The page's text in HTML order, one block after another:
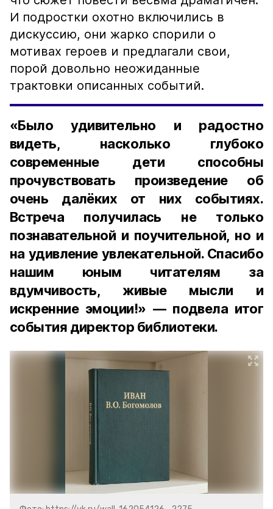
И подростки охотно включились в
дискуссию, они жарко спорили о
мотивах героев и предлагали свои,
порой довольно неожиданные
трактовки описанных событий.
«Было удивительно и радостно
видеть, насколько глубоко
современные дети способны
прочувствовать произведение об
очень далёких от них событиях.
Встреча получилась не только
познавательной и поучительной, но и
на удивление увлекательной. Спасибо
нашим юным читателям за
вдумчивость, живые мысли и
искренние эмоции!» — подвела итог
события директор библиотеки.